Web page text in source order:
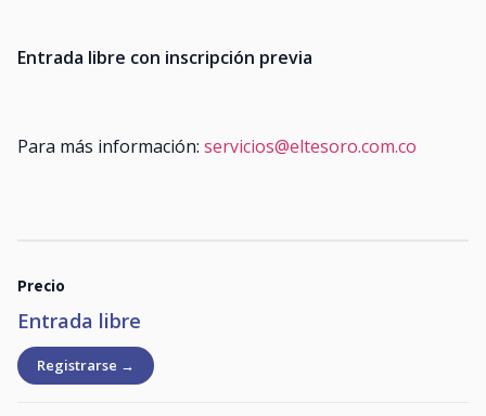
Entrada libre con inscripción previa
Para más información: servicios@eltesoro.com.co
Precio
Entrada libre
Registrarse →